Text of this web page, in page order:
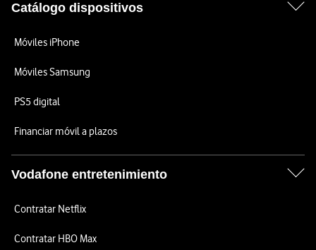
Catálogo dispositivos
Móviles iPhone
Móviles Samsung
PS5 digital
Financiar móvil a plazos
Vodafone entretenimiento
Contratar Netflix
Contratar HBO Max